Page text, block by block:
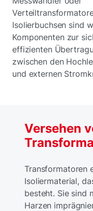
Isolierbuchsen sind
Komponenten zur
effizienten
zwischen den
und externen
Versehen
Transformatoren
Isoliermaterial,
besteht. Sie sind
Harzen